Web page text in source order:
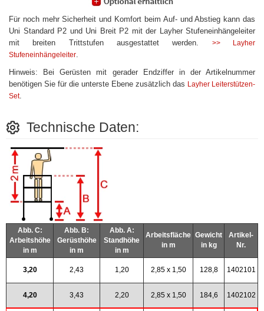
Für noch mehr Sicherheit und Komfort beim Auf- und Abstieg kann das
Uni Standard P2 und Uni Breit P2 mit der Layher Stufeneinhängeleiter
mit breiten Trittstufen ausgestattet werden. >> Layher
Stufeneinhängeleiter.
Hinweis: Bei Gerüsten mit gerader Endziffer in der Artikelnummer
benötigen Sie für die unterste Ebene zusätzlich das Layher Leiterstützen-
Set.
Technische Daten:
Abb. C:
Arbeitshöhe
in m
Abb. B:
Gerüsthöhe
in m
Abb. A:
Standhöhe
in m
Arbeitsfläche
in m
Gewicht
in kg
Artikel-
Nr.
3,20 2,43 1,20 2,85 x 1,50 128,8 1402101
4,20 3,43 2,20 2,85 x 1,50 184,6 1402102